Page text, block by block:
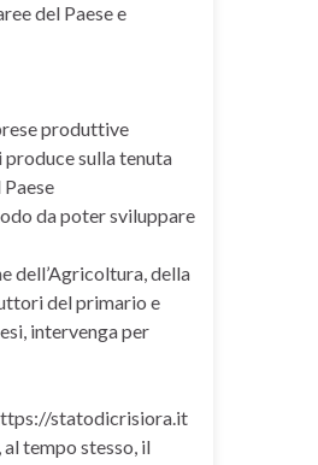
del Paese e
produttive
produce sulla tenuta
da poter sviluppare
dell’Agricoltura, della
del primario e
intervenga per
statodicrisiora.it
tempo stesso, il